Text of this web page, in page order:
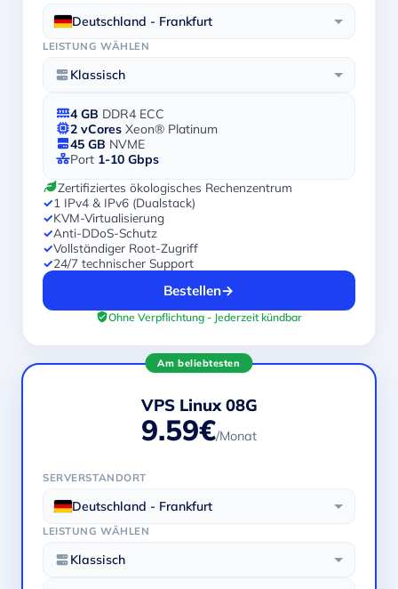
Deutschland - Frankfurt
LEISTUNG WÄHLEN
Klassisch
4 GB DDR4 ECC
2 vCores Xeon® Platinum
45 GB NVME
Port 1-10 Gbps
Zertifiziertes ökologisches Rechenzentrum
✓1 IPv4 & IPv6 (Dualstack)
✓KVM-Virtualisierung
✓Anti-DDoS-Schutz
✓Vollständiger Root-Zugriff
✓24/7 technischer Support
Bestellen→
Ohne Verpflichtung - Jederzeit kündbar
Am beliebtesten
VPS Linux 08G
9.59€/Monat
SERVERSTANDORT
Deutschland - Frankfurt
LEISTUNG WÄHLEN
Klassisch